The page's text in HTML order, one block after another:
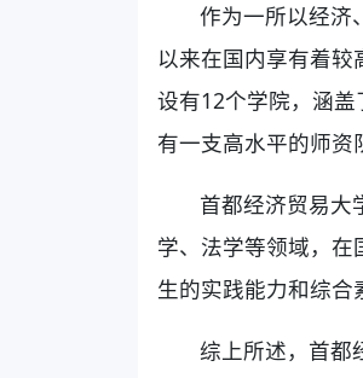
作为一所以经济
以来在国内享有着
设有12个学院，涵
有一支高水平的师资
首都经济贸易大
学、法学等领域，
生的实践能力和综合
综上所述，首都